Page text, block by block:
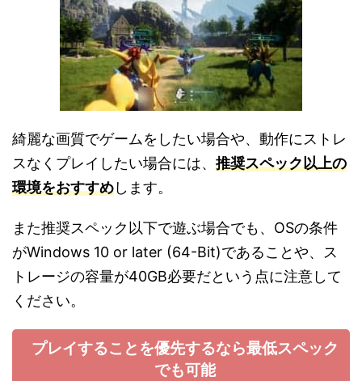
綺麗な画質でゲームをしたい場合や、動作にストレ
スなくプレイしたい場合には、 推奨スペック以上の
環境をおすすめします。
また推奨スペック以下で遊ぶ場合でも、OSの条件
がWindows 10 or later (64-Bit)であることや、ス
トレージの容量が40GB必要だという点に注意して
ください。
プレイすることを優先するなら最低スペック
でも可能